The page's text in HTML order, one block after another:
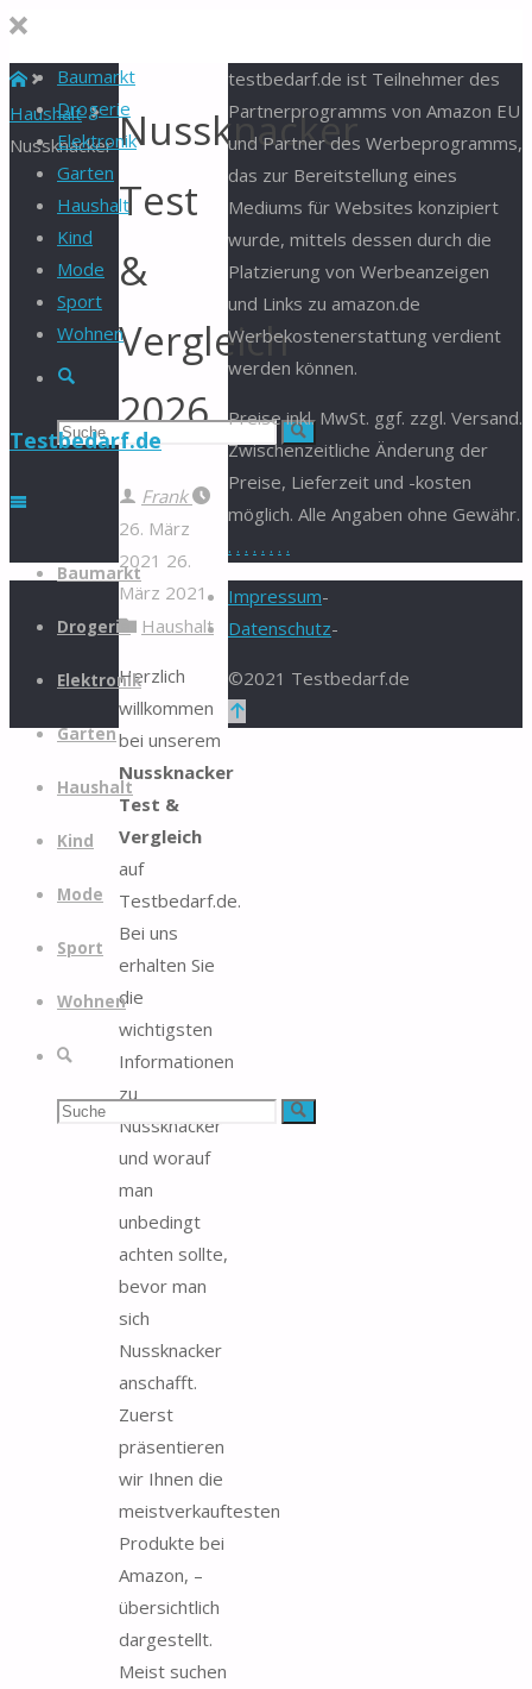
Baumarkt
Drogerie
Elektronik
Garten
Haushalt
Kind
Mode
Sport
Wohnen
Suche
Suchen Suche
Testbedarf.de
Zum
springen
Baumarkt
Drogerie
Elektronik
Garten
Haushalt
Kind
Mode
Sport
Wohnen
Suche
Suchen Suche
Start
Haushalt
Nussknacker Nussknacker
Test
&
Vergleich
2026
Frank
26. März
2021 26.
März 2021
Haushalt
Herzlich
willkommen
bei unserem
Nussknacker
Test &
Vergleich
auf
Testbedarf.de.
Bei uns
erhalten Sie
die
wichtigsten
Informationen
zu
Nussknacker
und worauf
man
unbedingt
achten sollte,
bevor man
sich
Nussknacker
anschafft.
Zuerst
präsentieren
wir Ihnen die
meistverkauftesten
Produkte bei
Amazon, –
übersichtlich
dargestellt.
Meist suchen
testbedarf.de ist Teilnehmer des
Partnerprogramms von Amazon EU
und Partner des Werbeprogramms,
das zur Bereitstellung eines
Mediums für Websites konzipiert
wurde, mittels dessen durch die
Platzierung von Werbeanzeigen
und Links zu amazon.de
Werbekostenerstattung verdient
werden können.
Preise inkl. MwSt. ggf. zzgl. Versand.
Zwischenzeitliche Änderung der
Preise, Lieferzeit und -kosten
möglich. Alle Angaben ohne Gewähr.
. . . . . . . .
Impressum-
Datenschutz-
©2021 Testbedarf.de
Zurück
oben